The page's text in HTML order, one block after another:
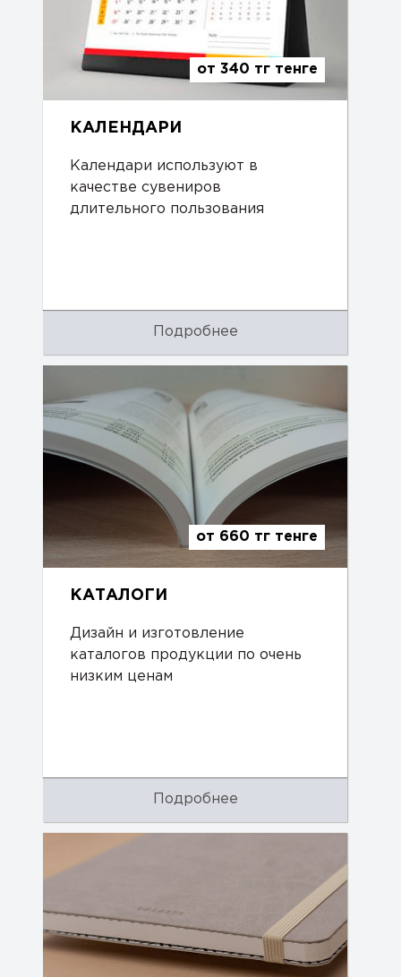
от 340 тг тенге
КАЛЕНДАРИ
Календари используют в
качестве сувениров
длительного пользования
Подробнее
от 660 тг тенге
КАТАЛОГИ
Дизайн и изготовление
каталогов продукции по очень
низким ценам
Подробнее